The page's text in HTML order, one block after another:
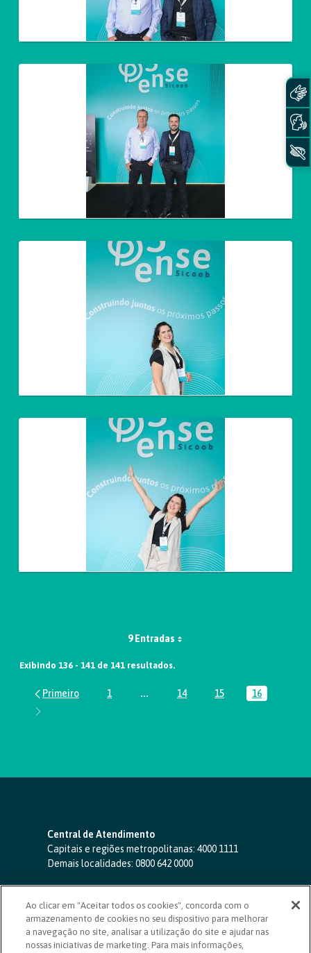
9 Entradas
Exibindo 136 - 141 de 141 resultados.
Página
1 ...Páginas intermediárias Usar ABA
Página
14 Página
15 Página
16
Central de Atendimento
Capitais e regiões metropolitanas: 4000 1111
Demais localidades: 0800 642 0000
SAC 24 horas-0800 724 4420
Ouvidoria
0800 725 0996
(de segunda a sexta, das 8h às 20h)
ouvidoriasicoob.com.br
Ao clicar em "Aceitar todos os cookies", concorda com o
armazenamento de cookies no seu dispositivo para melhorar
a navegação no site, analisar a utilização do site e ajudar nas
nossas iniciativas de marketing. Para mais informações,